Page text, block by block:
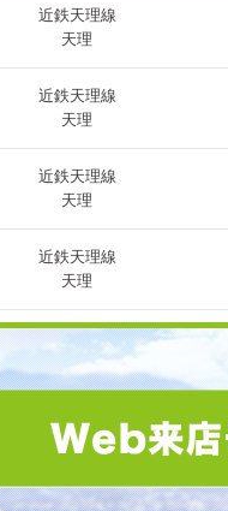
近鉄天理線
天理
近鉄天理線
天理
近鉄天理線
天理
近鉄天理線
天理